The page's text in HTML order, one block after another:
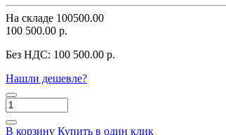
На складе 100500.00
100 500.00 р.
Без НДС: 100 500.00 р.
Нашли дешевле?
В корзину Купить в один клик